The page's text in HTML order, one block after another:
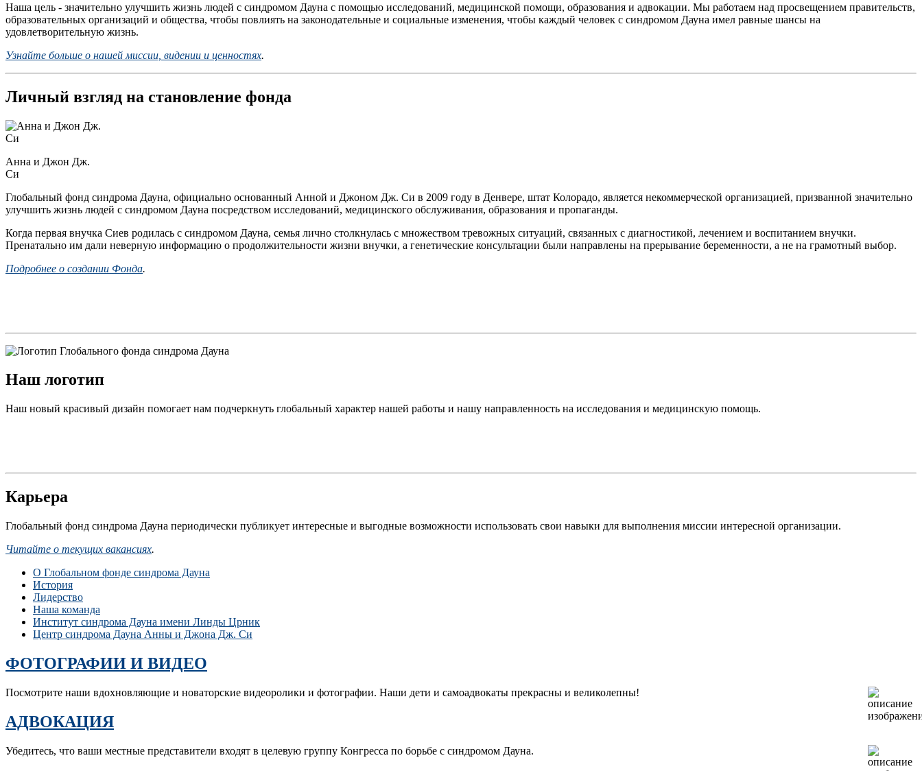
Наша цель - значительно улучшить жизнь людей с синдромом Дауна с помощью исследований, медицинской помощи, образования и адвокации. Мы работаем над просвещением правительств,
образовательных организаций и общества, чтобы повлиять на законодательные и социальные изменения, чтобы каждый человек с синдромом Дауна имел равные шансы на
удовлетворительную жизнь.
Узнайте больше о нашей миссии, видении и ценностях.
Личный взгляд на становление фонда
Анна и Джон Дж.
Си
Глобальный фонд синдрома Дауна, официально основанный Анной и Джоном Дж. Си в 2009 году в Денвере, штат Колорадо, является некоммерческой организацией, призванной значительно
улучшить жизнь людей с синдромом Дауна посредством исследований, медицинского обслуживания, образования и пропаганды.
Когда первая внучка Сиев родилась с синдромом Дауна, семья лично столкнулась с множеством тревожных ситуаций, связанных с диагностикой, лечением и воспитанием внучки.
Пренатально им дали неверную информацию о продолжительности жизни внучки, а генетические консультации были направлены на прерывание беременности, а не на грамотный выбор.
Подробнее о создании Фонда.
Наш логотип
Наш новый красивый дизайн помогает нам подчеркнуть глобальный характер нашей работы и нашу направленность на исследования и медицинскую помощь.
Карьера
Глобальный фонд синдрома Дауна периодически публикует интересные и выгодные возможности использовать свои навыки для выполнения миссии интересной организации.
Читайте о текущих вакансиях.
О Глобальном фонде синдрома Дауна
История
Лидерство
Наша команда
Институт синдрома Дауна имени Линды Црник
Центр синдрома Дауна Анны и Джона Дж. Си
ФОТОГРАФИИ И ВИДЕО
Посмотрите наши вдохновляющие и новаторские видеоролики и фотографии. Наши дети и самоадвокаты прекрасны и великолепны!
АДВОКАЦИЯ
Убедитесь, что ваши местные представители входят в целевую группу Конгресса по борьбе с синдромом Дауна.